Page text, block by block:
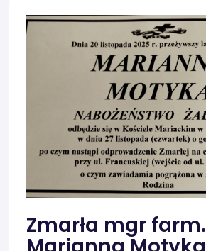
Zmarła mgr farm.